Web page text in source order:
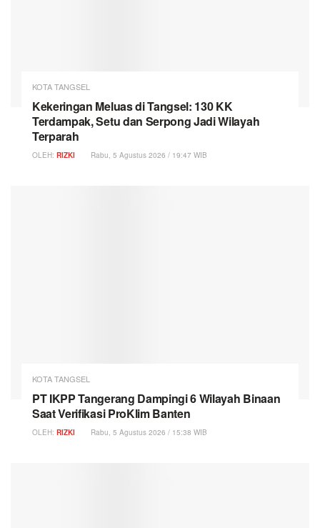
KOTA TANGSEL
Kekeringan Meluas di Tangsel: 130 KK
Terdampak, Setu dan Serpong Jadi Wilayah
Terparah
OLEH: RIZKI Rabu, 5 Agustus 2026 / 19:47 WIB
KOTA TANGSEL
PT IKPP Tangerang Dampingi 6 Wilayah Binaan
Saat Verifikasi ProKlim Banten
OLEH: RIZKI Rabu, 5 Agustus 2026 / 15:38 WIB